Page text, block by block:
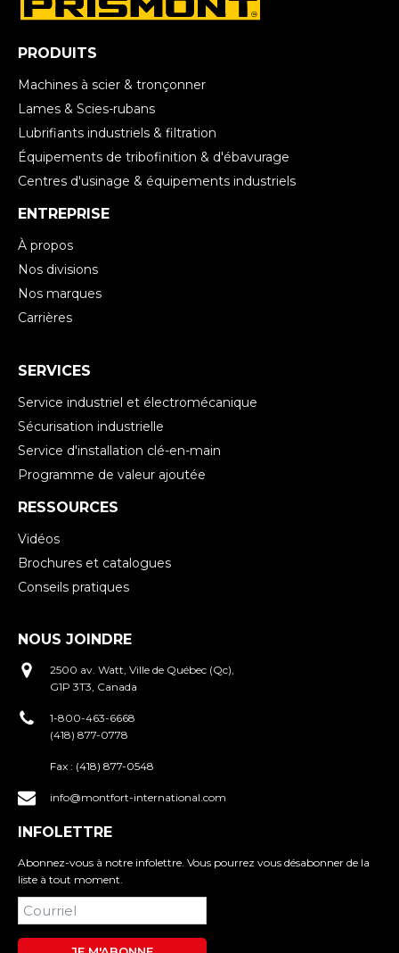
PRODUITS
Machines à scier & tronçonner
Lames & Scies-rubans
Lubrifiants industriels & filtration
Équipements de tribofinition & d'ébavurage
Centres d'usinage & équipements industriels
ENTREPRISE
À propos
Nos divisions
Nos marques
Carrières
SERVICES
Service industriel et électromécanique
Sécurisation industrielle
Service d'installation clé-en-main
Programme de valeur ajoutée
RESSOURCES
Vidéos
Brochures et catalogues
Conseils pratiques
NOUS JOINDRE
2500 av. Watt, Ville de Québec (Qc),
G1P 3T3, Canada
1-800-463-6668
(418) 877-0778
Fax : (418) 877-0548
info@montfort-international.com
INFOLETTRE
Abonnez-vous à notre infolettre. Vous pourrez vous désabonner de la
liste à tout moment.